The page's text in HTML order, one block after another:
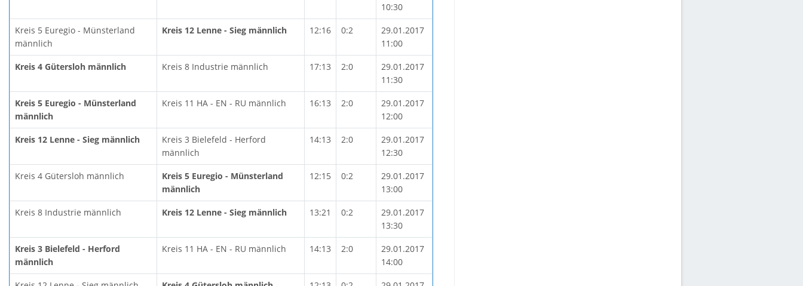
10:30
Kreis 5 Euregio - Münsterland
männlich
Kreis 12 Lenne - Sieg männlich 12:16 0:2
29.01.2017
11:00
Kreis 4 Gütersloh männlich Kreis 8 Industrie männlich 17:13 2:0
29.01.2017
11:30
Kreis 5 Euregio - Münsterland
männlich
Kreis 11 HA - EN - RU männlich 16:13 2:0
29.01.2017
12:00
Kreis 12 Lenne - Sieg männlich
Kreis 3 Bielefeld - Herford
männlich
14:13 2:0
29.01.2017
12:30
Kreis 4 Gütersloh männlich
Kreis 5 Euregio - Münsterland
männlich
12:15 0:2
29.01.2017
13:00
Kreis 8 Industrie männlich Kreis 12 Lenne - Sieg männlich 13:21 0:2
29.01.2017
13:30
Kreis 3 Bielefeld - Herford
männlich
Kreis 11 HA - EN - RU männlich 14:13 2:0
29.01.2017
14:00